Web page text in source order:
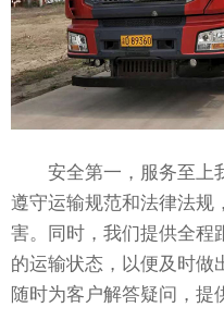
安全第一，服务至上
遵守运输规范和法律法规
害。同时，我们提供全程
的运输状态，以便及时做
随时为客户解答疑问，提